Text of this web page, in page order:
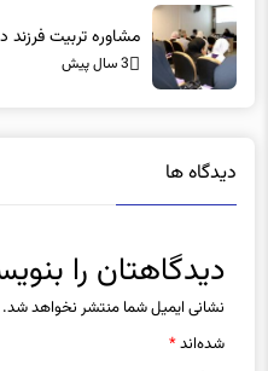
3 سال پیش
نشانی ایمیل شما منتشر نخواهد شد.
شده‌اند*
دیدگاه*